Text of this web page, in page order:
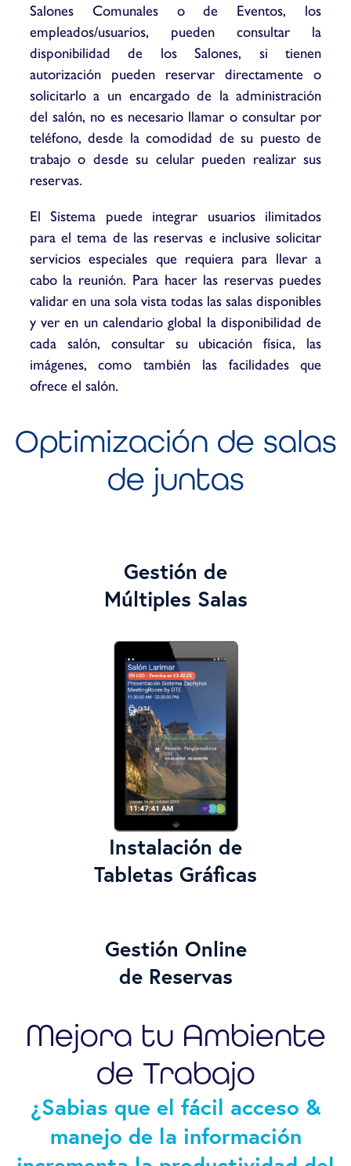
Salones Comunales o de Eventos, los
empleados/usuarios, pueden consultar la
disponibilidad de los Salones, si tienen
autorización pueden reservar directamente o
solicitarlo a un encargado de la administración
del salón, no es necesario llamar o consultar por
teléfono, desde la comodidad de su puesto de
trabajo o desde su celular pueden realizar sus
reservas.
El Sistema puede integrar usuarios ilimitados
para el tema de las reservas e inclusive solicitar
servicios especiales que requiera para llevar a
cabo la reunión. Para hacer las reservas puedes
validar en una sola vista todas las salas disponibles
y ver en un calendario global la disponibilidad de
cada salón, consultar su ubicación física, las
imágenes, como también las facilidades que
ofrece el salón.
Optimización de salas
de juntas
Gestión de
Múltiples Salas
Instalación de
Tabletas Gráficas
Gestión Online
de Reservas
Mejora tu Ambiente
de Trabajo
¿Sabias que el fácil acceso &
manejo de la información